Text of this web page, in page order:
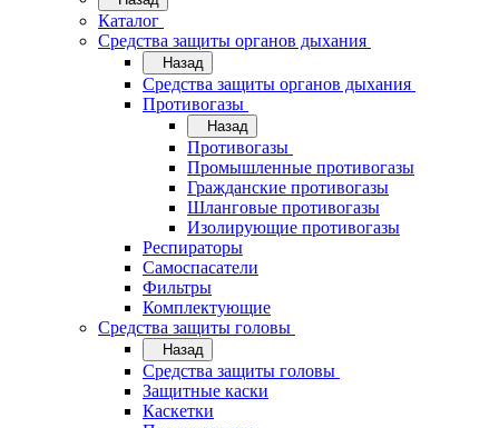
Каталог
Средства защиты органов дыхания
Назад
Средства защиты органов дыхания
Противогазы
Назад
Противогазы
Промышленные противогазы
Гражданские противогазы
Шланговые противогазы
Изолирующие противогазы
Респираторы
Самоспасатели
Фильтры
Комплектующие
Средства защиты головы
Назад
Средства защиты головы
Защитные каски
Каскетки